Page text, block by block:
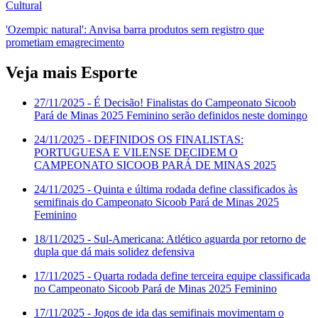
Cultural
'Ozempic natural': Anvisa barra produtos sem registro que
prometiam emagrecimento
Veja mais Esporte
27/11/2025 - É Decisão! Finalistas do Campeonato Sicoob
Pará de Minas 2025 Feminino serão definidos neste domingo
24/11/2025 - DEFINIDOS OS FINALISTAS:
PORTUGUESA E VILENSE DECIDEM O
CAMPEONATO SICOOB PARÁ DE MINAS 2025
24/11/2025 - Quinta e última rodada define classificados às
semifinais do Campeonato Sicoob Pará de Minas 2025
Feminino
18/11/2025 - Sul-Americana: Atlético aguarda por retorno de
dupla que dá mais solidez defensiva
17/11/2025 - Quarta rodada define terceira equipe classificada
no Campeonato Sicoob Pará de Minas 2025 Feminino
17/11/2025 - Jogos de ida das semifinais movimentam o